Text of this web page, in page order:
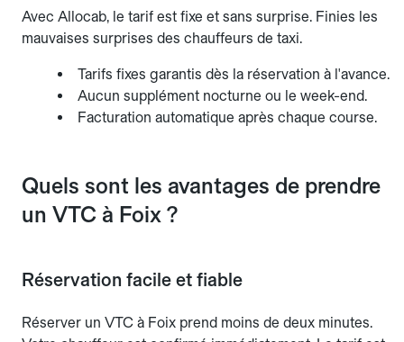
Avec Allocab, le tarif est fixe et sans surprise. Finies les
mauvaises surprises des chauffeurs de taxi.
Tarifs fixes garantis dès la réservation à l'avance.
Aucun supplément nocturne ou le week-end.
Facturation automatique après chaque course.
Quels sont les avantages de prendre
un VTC à Foix ?
Réservation facile et fiable
Réserver un VTC à Foix prend moins de deux minutes.